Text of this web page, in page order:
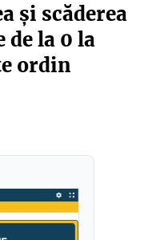
și scăderea
la 0 la
ordin